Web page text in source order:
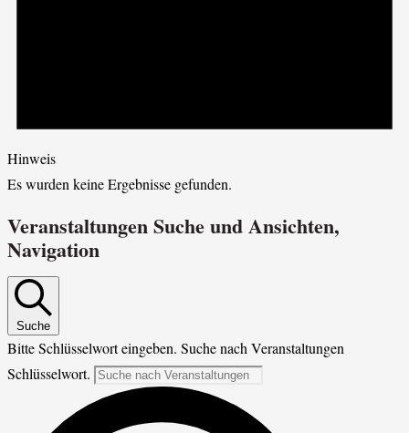
Hinweis
Es wurden keine Ergebnisse gefunden.
Veranstaltungen Suche und Ansichten,
Navigation
Suche
Bitte Schlüsselwort eingeben. Suche nach Veranstaltungen
Schlüsselwort.